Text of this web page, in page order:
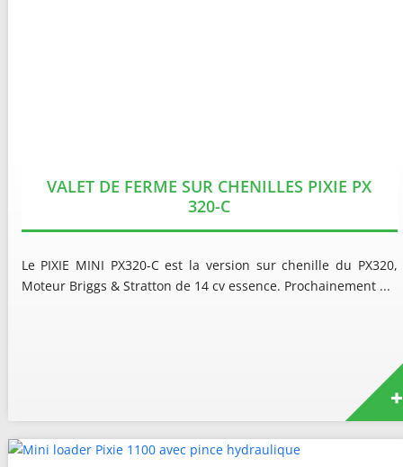
VALET DE FERME SUR CHENILLES PIXIE PX
320-C
Le PIXIE MINI PX320-C est la version sur chenille du PX320,
Moteur Briggs & Stratton de 14 cv essence. Prochainement ...